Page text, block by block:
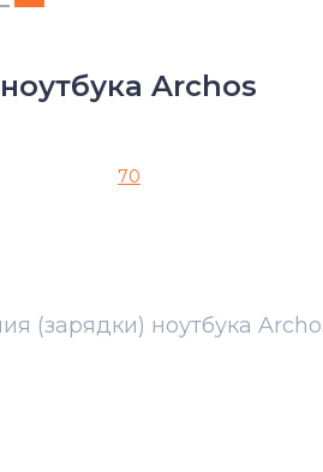
Archos
70
(зарядки) ноутбука